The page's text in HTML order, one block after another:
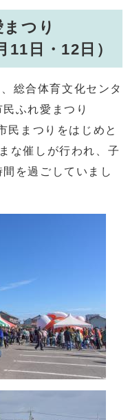
つり
日・12日）
総合体育文化センタ
ふれ愛まつり
民まつりをはじめと
な催しが行われ、子
を過ごしていまし